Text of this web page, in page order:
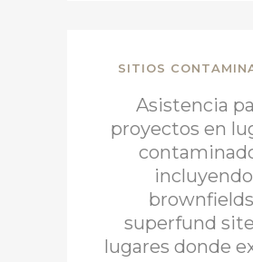
SITIOS
Asistencia
proyectos en
incluyendo
superfund
lugares donde